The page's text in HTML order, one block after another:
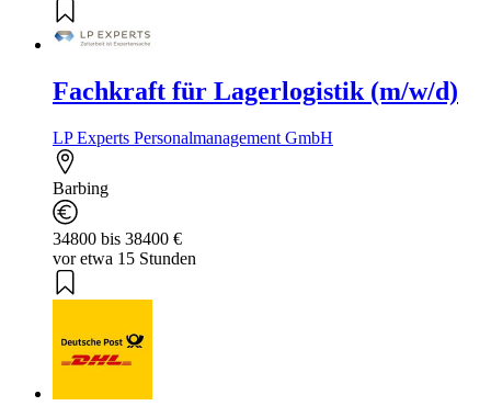
Fachkraft für Lagerlogistik (m/w/d)
LP Experts Personalmanagement GmbH
Barbing
34800 bis 38400 €
vor etwa 15 Stunden